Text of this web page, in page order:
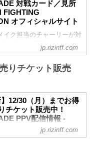
5分）青帯＆紫帯／
& Puple belt
シア vs. 安保瑠輝也の試
開場／開始時間変更が以
年12月31日（火）9:00開
年12月31日（火）11:30
チケット払い戻しに関す
シア vs. 安保瑠輝也の試
チケットの払い戻しを希
ット購入者には払...
対戦カード／見所
FIGHTING
オフィシャルサイト
イク担当のチャーリーが対
を紹介！選手のバッグボ
グポイントを把握すれ
もっと楽しくなる！観戦
クしておこう！
RIZIN.49 試合順
瑠輝也 vs. シナ・カリミア
ィングバウト特別ルール：
）
jp.rizinff.com
りチケット販売
】12/30（月）までお得
チケット販売中！
PPV配信情報 -
FEDERATION オ
イト
jp.rizinff.com